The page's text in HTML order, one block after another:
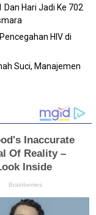
Dan Hari Jadi Ke 702
HIV di
Suci, Manajemen